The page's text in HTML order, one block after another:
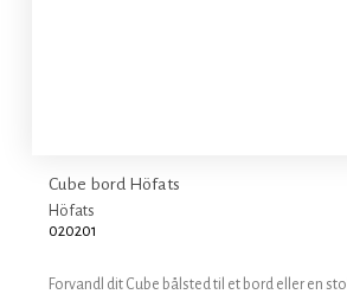
Cube bord Höfats
Höfats
020201
Forvandl dit Cube bålsted til et bord eller en stol